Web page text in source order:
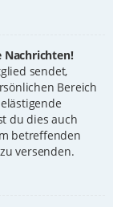
Nachrichten!
sendet,
Bereich
du dies auch
betreffenden
versenden.